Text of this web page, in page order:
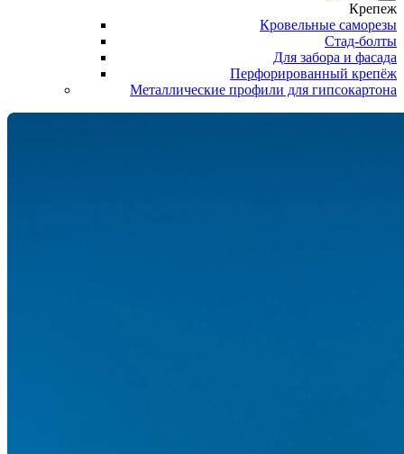
Крепеж
Кровельные саморезы
Стад-болты
Для забора и фасада
Перфорированный крепёж
Металлические профили для гипсокартона